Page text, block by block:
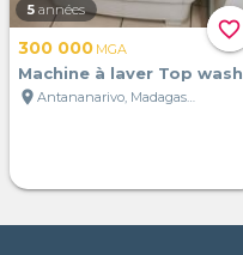
favorite_border
5 années
300 000 MGA
Machine à laver Top wash
location_on
Antananarivo, Madagascar